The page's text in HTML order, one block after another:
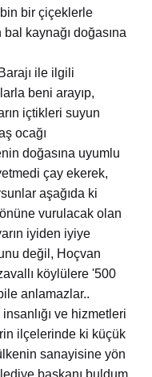
bir çiçeklerle
kaynağı doğasına
ile ilgili
beni arayıp,
içtikleri suyun
ocağı
doğasına uyumlu
çay ekerek,
aşağıda ki
vurulacak olan
iyiden iyiye
değil, Hoçvan
köylülere '500
anlamazlar..
ve hizmetleri
ilçelerinde ki küçük
sanayisine yön
başkanı buldum